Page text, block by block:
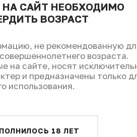
САЙТ НЕОБХОДИМО
ВОЗРАСТ
не рекомендованную
возраста.
на сайте, носят
и предназначены только
использования.
18 ЛЕТ